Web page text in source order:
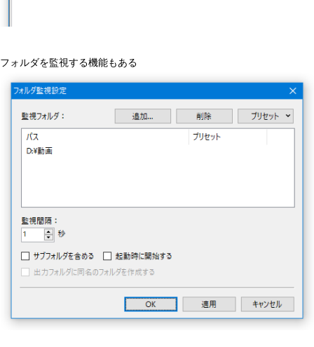
フォルダを監視する機能もある